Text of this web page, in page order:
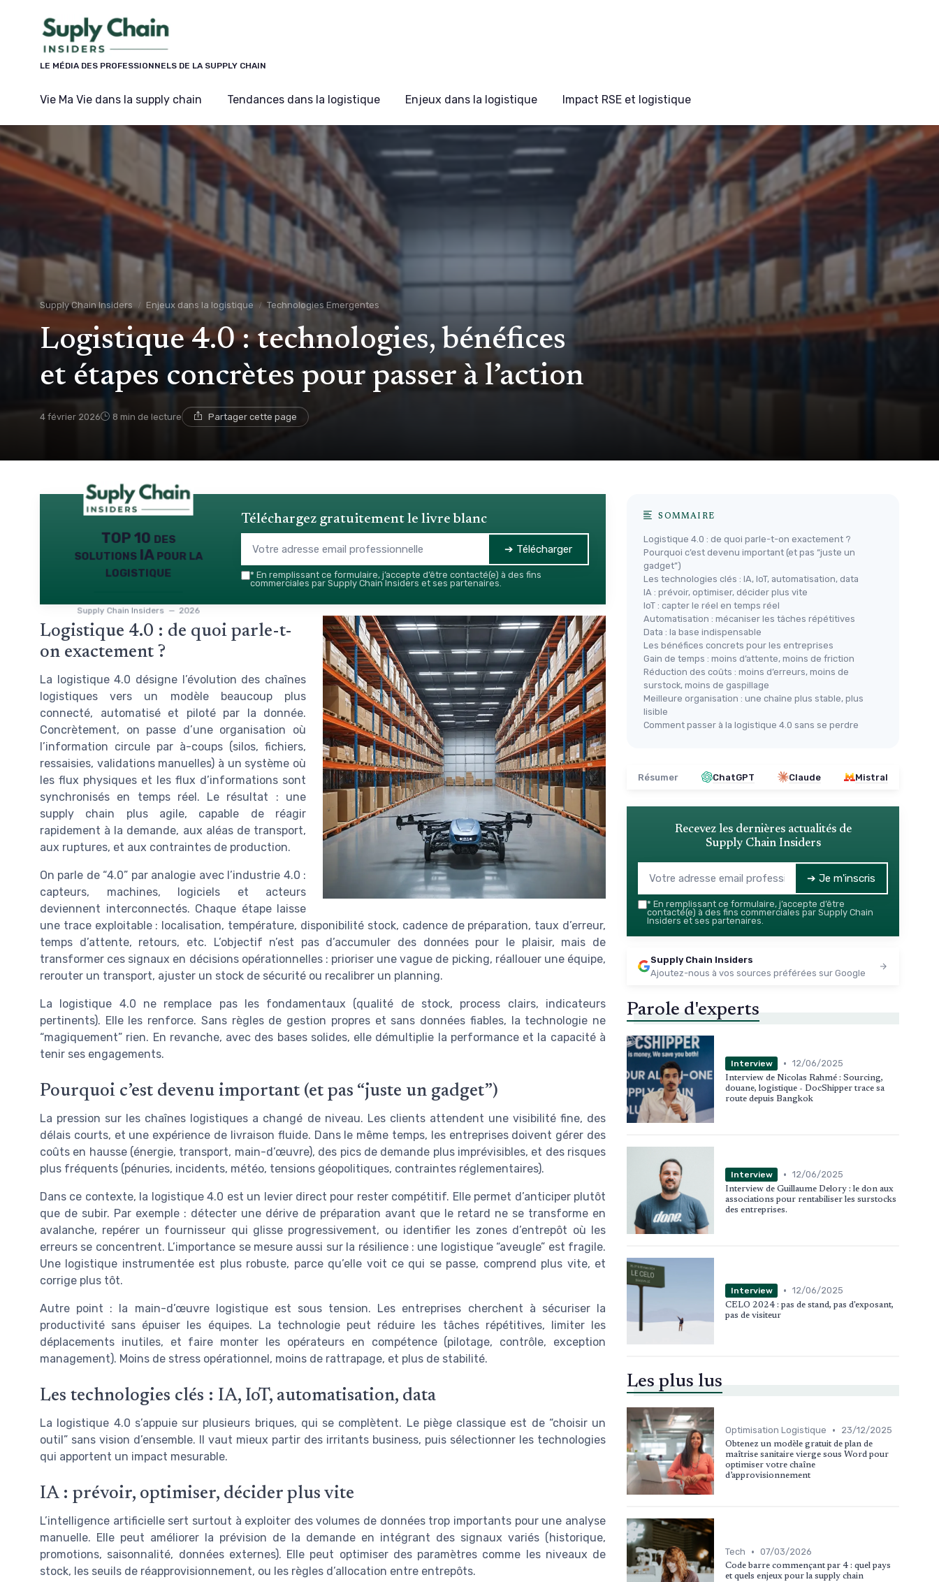
LE MÉDIA DES PROFESSIONNELS DE LA SUPPLY CHAIN
Vie Ma Vie dans la supply chain Tendances dans la logistique Enjeux dans la logistique Impact RSE et logistique
Supply Chain Insiders Enjeux dans la logistique Technologies Emergentes
Logistique 4.0 : technologies, bénéfices
et étapes concrètes pour passer à l’action
4 février 2026 8 min de lecture Partager cette page
TOP 10 des
solutions IA pour la
logistique
Supply Chain Insiders — 2026
Téléchargez gratuitement le livre blanc
➔ Télécharger
* En remplissant ce formulaire, j’accepte d’être contacté(e) à des fins
commerciales par Supply Chain Insiders et ses partenaires.
Logistique 4.0 : de quoi parle-t-
on exactement ?
La logistique 4.0 désigne l’évolution des chaînes
logistiques vers un modèle beaucoup plus
connecté, automatisé et piloté par la donnée.
Concrètement, on passe d’une organisation où
l’information circule par à-coups (silos, fichiers,
ressaisies, validations manuelles) à un système où
les flux physiques et les flux d’informations sont
synchronisés en temps réel. Le résultat : une
supply chain plus agile, capable de réagir
rapidement à la demande, aux aléas de transport,
aux ruptures, et aux contraintes de production.
On parle de “4.0” par analogie avec l’industrie 4.0 :
capteurs, machines, logiciels et acteurs
deviennent interconnectés. Chaque étape laisse
une trace exploitable : localisation, température, disponibilité stock, cadence de préparation, taux d’erreur,
temps d’attente, retours, etc. L’objectif n’est pas d’accumuler des données pour le plaisir, mais de
transformer ces signaux en décisions opérationnelles : prioriser une vague de picking, réallouer une équipe,
rerouter un transport, ajuster un stock de sécurité ou recalibrer un planning.
La logistique 4.0 ne remplace pas les fondamentaux (qualité de stock, process clairs, indicateurs
pertinents). Elle les renforce. Sans règles de gestion propres et sans données fiables, la technologie ne
“magiquement” rien. En revanche, avec des bases solides, elle démultiplie la performance et la capacité à
tenir ses engagements.
Pourquoi c’est devenu important (et pas “juste un gadget”)
La pression sur les chaînes logistiques a changé de niveau. Les clients attendent une visibilité fine, des
délais courts, et une expérience de livraison fluide. Dans le même temps, les entreprises doivent gérer des
coûts en hausse (énergie, transport, main-d’œuvre), des pics de demande plus imprévisibles, et des risques
plus fréquents (pénuries, incidents, météo, tensions géopolitiques, contraintes réglementaires).
Dans ce contexte, la logistique 4.0 est un levier direct pour rester compétitif. Elle permet d’anticiper plutôt
que de subir. Par exemple : détecter une dérive de préparation avant que le retard ne se transforme en
avalanche, repérer un fournisseur qui glisse progressivement, ou identifier les zones d’entrepôt où les
erreurs se concentrent. L’importance se mesure aussi sur la résilience : une logistique “aveugle” est fragile.
Une logistique instrumentée est plus robuste, parce qu’elle voit ce qui se passe, comprend plus vite, et
corrige plus tôt.
Autre point : la main-d’œuvre logistique est sous tension. Les entreprises cherchent à sécuriser la
productivité sans épuiser les équipes. La technologie peut réduire les tâches répétitives, limiter les
déplacements inutiles, et faire monter les opérateurs en compétence (pilotage, contrôle, exception
management). Moins de stress opérationnel, moins de rattrapage, et plus de stabilité.
Les technologies clés : IA, IoT, automatisation, data
La logistique 4.0 s’appuie sur plusieurs briques, qui se complètent. Le piège classique est de “choisir un
outil” sans vision d’ensemble. Il vaut mieux partir des irritants business, puis sélectionner les technologies
qui apportent un impact mesurable.
IA : prévoir, optimiser, décider plus vite
L’intelligence artificielle sert surtout à exploiter des volumes de données trop importants pour une analyse
manuelle. Elle peut améliorer la prévision de la demande en intégrant des signaux variés (historique,
promotions, saisonnalité, données externes). Elle peut optimiser des paramètres comme les niveaux de
stock, les seuils de réapprovisionnement, ou les règles d’allocation entre entrepôts.
SOMMAIRE
Logistique 4.0 : de quoi parle-t-on exactement ?
Pourquoi c’est devenu important (et pas “juste un
gadget”)
Les technologies clés : IA, IoT, automatisation, data
IA : prévoir, optimiser, décider plus vite
IoT : capter le réel en temps réel
Automatisation : mécaniser les tâches répétitives
Data : la base indispensable
Les bénéfices concrets pour les entreprises
Gain de temps : moins d’attente, moins de friction
Réduction des coûts : moins d’erreurs, moins de
surstock, moins de gaspillage
Meilleure organisation : une chaîne plus stable, plus
lisible
Comment passer à la logistique 4.0 sans se perdre
Résumer ChatGPT Claude Mistral
Recevez les dernières actualités de
Supply Chain Insiders
➔ Je m'inscris
* En remplissant ce formulaire, j’accepte d’être
contacté(e) à des fins commerciales par Supply Chain
Insiders et ses partenaires.
Supply Chain Insiders
Ajoutez-nous à vos sources préférées sur Google
Parole d'experts
Interview • 12/06/2025
Interview de Nicolas Rahmé : Sourcing,
douane, logistique - DocShipper trace sa
route depuis Bangkok
Interview • 12/06/2025
Interview de Guillaume Delory : le don aux
associations pour rentabiliser les surstocks
des entreprises.
Interview • 12/06/2025
CELO 2024 : pas de stand, pas d'exposant,
pas de visiteur
Les plus lus
Optimisation Logistique • 23/12/2025
Obtenez un modèle gratuit de plan de
maîtrise sanitaire vierge sous Word pour
optimiser votre chaîne
d’approvisionnement
Tech • 07/03/2026
Code barre commençant par 4 : quel pays
et quels enjeux pour la supply chain